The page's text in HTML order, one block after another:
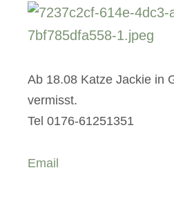
Ab 18.08 Katze Jackie in
vermisst.
Tel 0176-61251351
Email